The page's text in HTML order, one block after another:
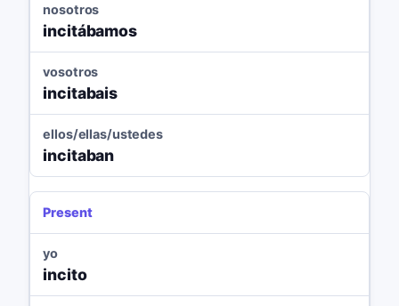
nosotros
incitábamos
vosotros
incitabais
ellos/ellas/ustedes
incitaban
Present
yo
incito